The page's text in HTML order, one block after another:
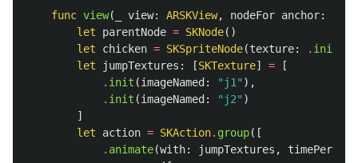
func view( view: ARSKView, nodeFor anchor:
let
parentNode = SKNode()
let
chicken = SKSpriteNode(texture: . init
let
jumpTextures : [SKTexture] =
[
. init (imageNamed : "j1" ),
. init (imageNamed : "j2" )
]
let
action = SKAction. group([
. animate(with: jumpTextures ,